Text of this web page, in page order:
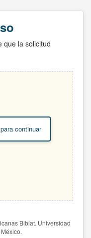
que la solicitud
continuar
Biblat. Universidad